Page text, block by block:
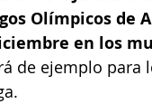
Olímpicos de
en los
de ejemplo para